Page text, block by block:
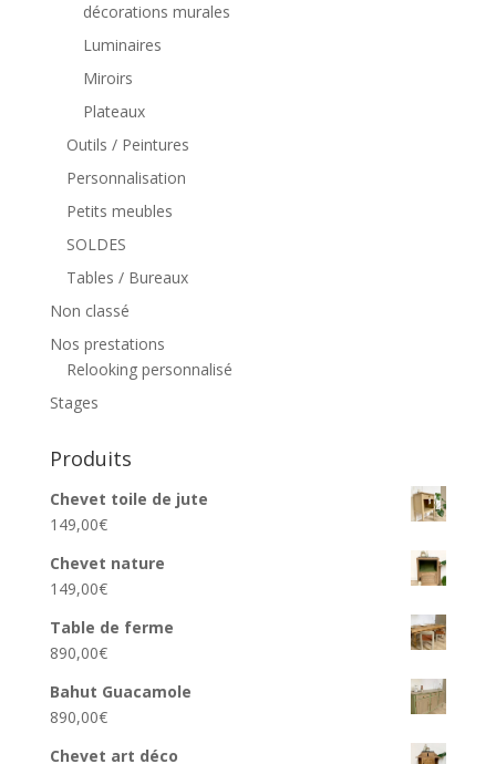
décorations murales
Luminaires
Miroirs
Plateaux
Outils / Peintures
Personnalisation
Petits meubles
SOLDES
Tables / Bureaux
Non classé
Nos prestations
Relooking personnalisé
Stages
Produits
Chevet toile de jute
149,00€
Chevet nature
149,00€
Table de ferme
890,00€
Bahut Guacamole
890,00€
Chevet art déco